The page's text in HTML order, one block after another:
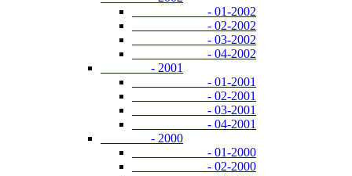
- 01-2002
- 02-2002
- 03-2002
- 04-2002
- 2001
- 01-2001
- 02-2001
- 03-2001
- 04-2001
- 2000
- 01-2000
- 02-2000